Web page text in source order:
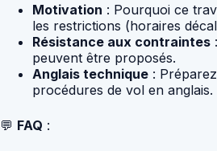
Motivation : Pourquoi ce
les restrictions (horaires
Résistance aux contraintes
peuvent être proposés.
Anglais technique :
procédures de vol en anglais.
💬 FAQ :